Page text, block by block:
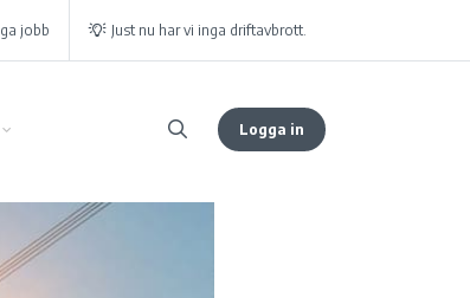
jobb Just nu har vi inga driftavbrott.
Logga in